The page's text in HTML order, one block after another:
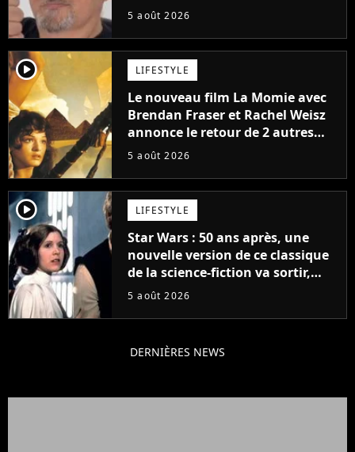
5 août 2026
player2 LIFESTYLE
Le nouveau film La Momie avec
Brendan Fraser et Rachel Weisz
annonce le retour de 2 autres
personnages emblématiques de
5 août 2026
player2 LIFESTYLE
Star Wars : 50 ans après, une
nouvelle version de ce classique
de la science-fiction va sortir,
mais on ne la verra jamais en
5 août 2026
DERNIÈRES NEWS